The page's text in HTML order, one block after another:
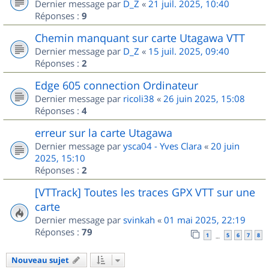
Dernier message par D_Z « 21 juil. 2025, 10:40
Réponses : 9
Chemin manquant sur carte Utagawa VTT
Dernier message par D_Z « 15 juil. 2025, 09:40
Réponses : 2
Edge 605 connection Ordinateur
Dernier message par ricoli38 « 26 juin 2025, 15:08
Réponses : 4
erreur sur la carte Utagawa
Dernier message par ysca04 - Yves Clara « 20 juin
2025, 15:10
Réponses : 2
[VTTrack] Toutes les traces GPX VTT sur une
carte
Dernier message par svinkah « 01 mai 2025, 22:19
Réponses : 79 1 … 5 6 7 8
Nouveau sujet